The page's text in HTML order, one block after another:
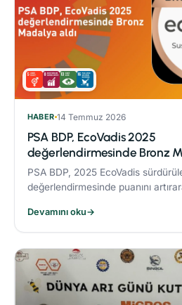
HABER 14 Temmuz 2026
PSA BDP, EcoVadis 2025
değerlendirmesinde Bronz
PSA BDP, 2025 EcoVadis
değerlendirmesinde puanını
seviyesine yükseldi ve karbon
‘Leader’ kategorisine yerleşti.
Devamını oku→